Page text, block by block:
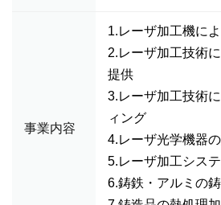
事業内容
1.レーザ加工機に
2.レーザ加工技術
提供
3.レーザ加工技術
ィング
4.レーザ光学機器
5.レーザ加工シス
6.鋳鉄・アルミの